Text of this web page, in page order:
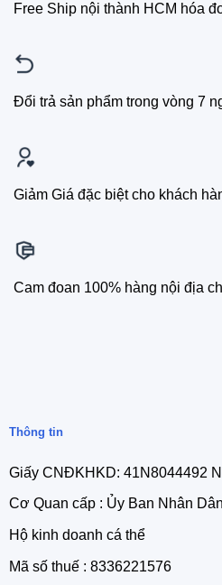
Free Ship nội thành HCM hóa
Đổi trả sản phẩm trong vòng 7
Giảm Giá đặc biệt cho khách
Cam đoan 100% hàng nội địa
Thông tin
Giấy CNĐKHKD: 41N8044492
Cơ Quan cấp : Ủy Ban Nhân
Hộ kinh doanh cá thể
Mã số thuế : 8336221576